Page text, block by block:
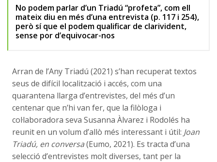
No podem parlar d’un Triadú “profeta”, com ell
mateix diu en més d’una entrevista (p. 117 i 254),
però sí que el podem qualificar de clarivident,
sense por d’equivocar-nos
Arran de l’Any Triadú (2021) s’han recuperat textos
seus de difícil localització i accés, com una
quarantena llarga d’entrevistes, del més d’un
centenar que n’hi van fer, que la filòloga i
col·laboradora seva Susanna Àlvarez i Rodolés ha
reunit en un volum d’allò més interessant i útil: Joan
Triadú, en conversa(Eumo, 2021). Es tracta d’una
selecció d’entrevistes molt diverses, tant per la